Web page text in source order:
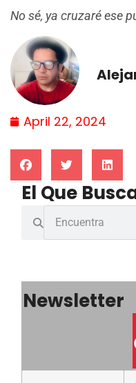
No sé, ya cruzaré ese
April 22, 2024
El Que
Newsletter